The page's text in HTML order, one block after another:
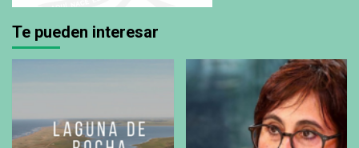
Te pueden interesar